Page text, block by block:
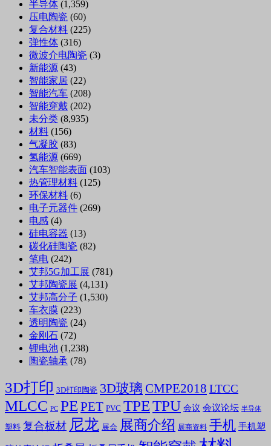
半导体 (1,359)
压电陶瓷 (60)
复合材料 (225)
弹性体 (316)
微波介电陶瓷 (3)
新能源 (43)
智能家居 (22)
智能汽车 (208)
智能穿戴 (202)
未分类 (8,935)
材料 (156)
气凝胶 (83)
氢能源 (669)
汽车智能表面 (103)
热管理材料 (125)
环保材料 (6)
电子元器件 (269)
电感 (4)
硅电容器 (13)
碳化硅陶瓷 (82)
笔电 (242)
艾邦5G加工展 (781)
艾邦陶瓷展 (4,131)
艾邦高分子 (1,530)
车衣膜 (223)
透明陶瓷 (24)
金刚石 (72)
锂电池 (1,238)
陶瓷轴承 (78)
3D打印 3D打印陶瓷 3D玻璃 CMPE2018 LTCC
MLCC PC PE PET PVC TPETPU 会议 会议论坛 半导体
塑料 复合板材 尼龙 展会 展商介绍 展商资料 手机 手机塑